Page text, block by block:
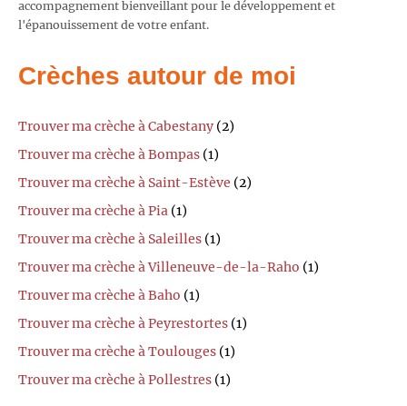
accompagnement bienveillant pour le développement et
l'épanouissement de votre enfant.
Crèches autour de moi
Trouver ma crèche à Cabestany (2)
Trouver ma crèche à Bompas (1)
Trouver ma crèche à Saint-Estève (2)
Trouver ma crèche à Pia (1)
Trouver ma crèche à Saleilles (1)
Trouver ma crèche à Villeneuve-de-la-Raho (1)
Trouver ma crèche à Baho (1)
Trouver ma crèche à Peyrestortes (1)
Trouver ma crèche à Toulouges (1)
Trouver ma crèche à Pollestres (1)